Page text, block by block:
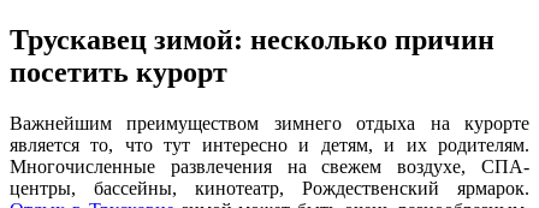
Трускавец зимой: несколько причин
посетить курорт
Важнейшим преимуществом зимнего отдыха на курорте
является то, что тут интересно и детям, и их родителям.
Многочисленные развлечения на свежем воздухе, СПА-
центры, бассейны, кинотеатр, Рождественский ярмарок.